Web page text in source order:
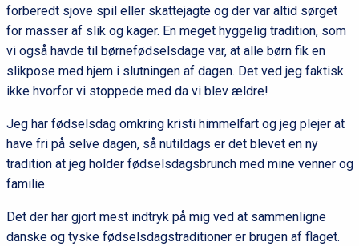
forberedt sjove spil eller skattejagte og der var altid sørget
for masser af slik og kager. En meget hyggelig tradition, som
vi også havde til børnefødselsdage var, at alle børn fik en
slikpose med hjem i slutningen af dagen. Det ved jeg faktisk
ikke hvorfor vi stoppede med da vi blev ældre!
Jeg har fødselsdag omkring kristi himmelfart og jeg plejer at
have fri på selve dagen, så nutildags er det blevet en ny
tradition at jeg holder fødselsdagsbrunch med mine venner og
familie.
Det der har gjort mest indtryk på mig ved at sammenligne
danske og tyske fødselsdagstraditioner er brugen af flaget.